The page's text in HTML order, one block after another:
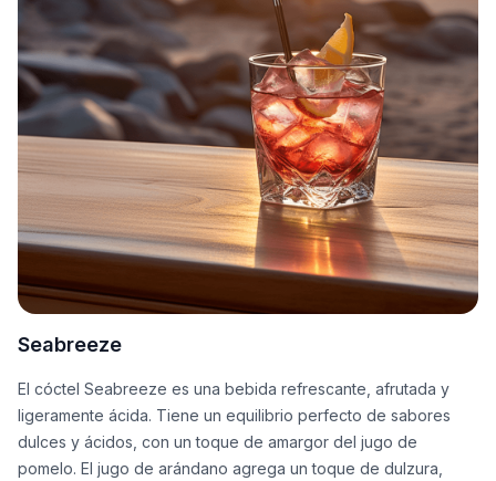
Seabreeze
El cóctel Seabreeze es una bebida refrescante, afrutada y
ligeramente ácida. Tiene un equilibrio perfecto de sabores
dulces y ácidos, con un toque de amargor del jugo de
pomelo. El jugo de arándano agrega un toque de dulzura,